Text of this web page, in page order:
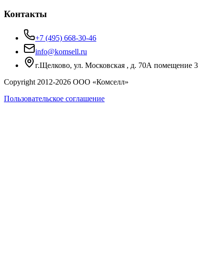
Контакты
+7 (495) 668-30-46
info@komsell.ru
г.Щелково, ул. Московская , д. 70А помещение 3
Copyright 2012-2026 ООО «Комселл»
Пользовательское соглашение